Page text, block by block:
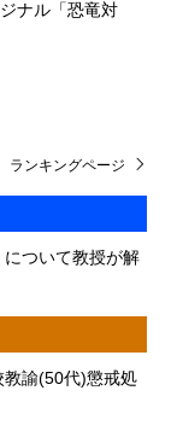
ナル「恐竜対
ついて教授が解
諭(50代)懲戒処
ランキングページ